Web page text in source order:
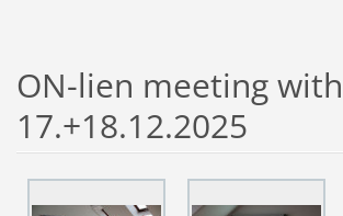
ON-lien meeting
17.+18.12.2025